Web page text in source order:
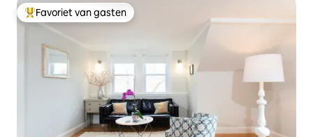
Topfavoriet van gasten
Favoriet van gasten